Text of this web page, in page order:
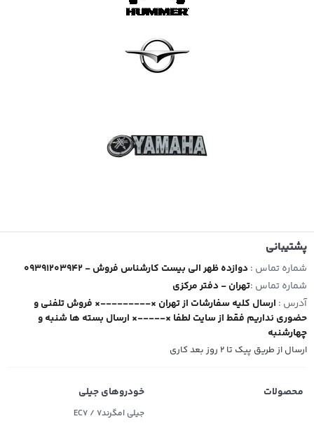
پشتیبانی
شماره تماس : 09391203942 - دوازده ظهر الی بیست کارشناس فروش
شماره تماس :تهران - دفتر مرکزی
آدرس : ارسال کلیه سفارشات از تهران ×---------× فروش تلفنی و
حضوری نداریم فقط از سایت لطفا ×-----× ارسال بسته ها شنبه و
چهارشنبه
ارسال از طریق پیک تا ۲ روز بعد کاری
محصولات خودروهای جیلی
جیلی امگرند۷ / EC7